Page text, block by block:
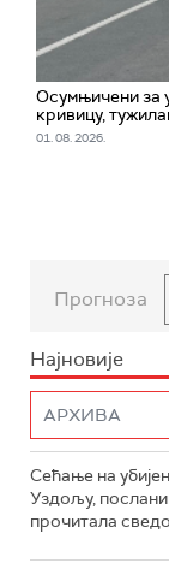
Oсумњичени за
кривицу,
01. 08. 2026.
Прогноза
Најновије
Сећање на
Уздољу,
прочитала